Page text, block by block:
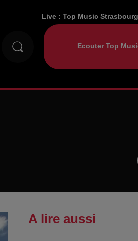
Live :Top Music Strasbourg
A lire aussi